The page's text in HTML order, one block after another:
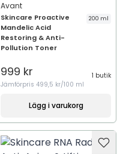
Avant
Skincare Proactive
Mandelic Acid
Restoring & Anti-
Pollution Toner
200 ml
999 kr
1 butik
Jämförpris 499,5 kr/100 ml
Lägg i varukorg